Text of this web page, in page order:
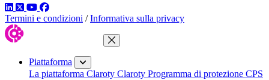
LinkedIn
TwitterYouTube
Facebook
Termini e condizioni / Informativa sulla privacy
Chiudi menu
Piattaforma
La piattaforma Claroty Claroty Programma di protezione CPS